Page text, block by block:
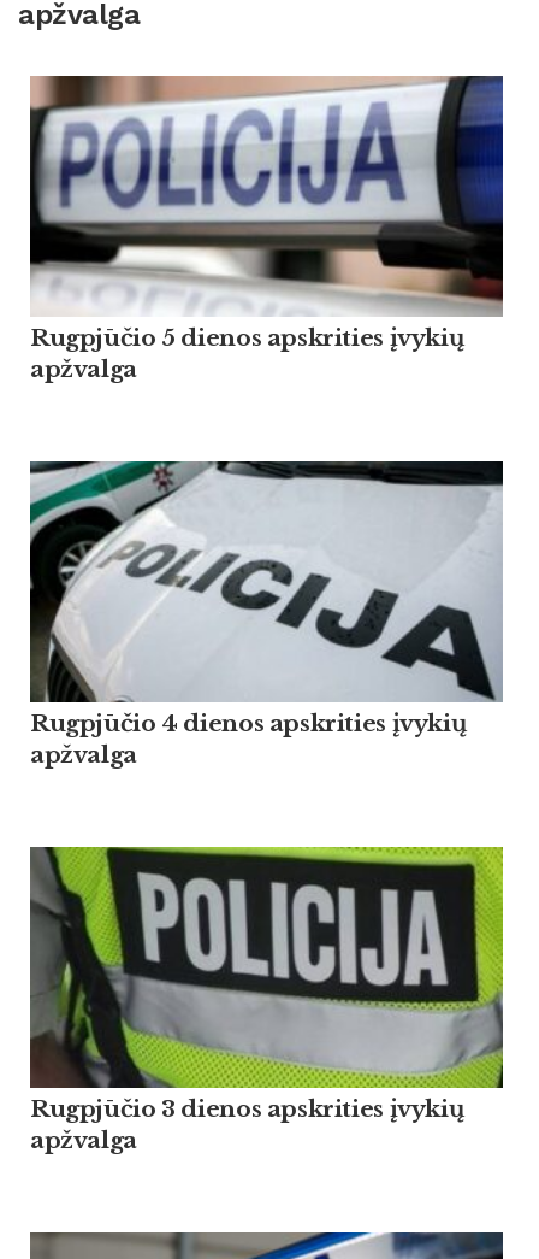
apžvalga
Rugpjūčio 5 dienos apskrities įvykių
apžvalga
Rugpjūčio 4 dienos apskrities įvykių
apžvalga
Rugpjūčio 3 dienos apskrities įvykių
apžvalga